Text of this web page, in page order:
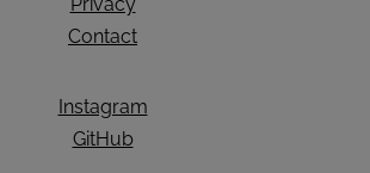
Contact
Instagram
GitHub